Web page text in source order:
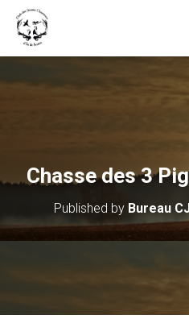
Chasse des 3
Published by Bureau